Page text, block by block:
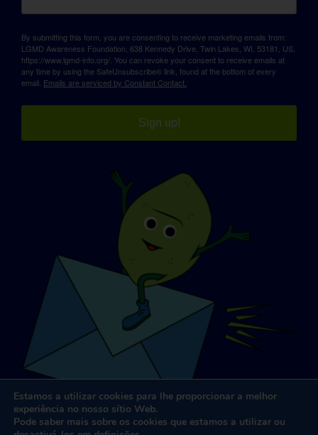
By submitting this form, you are consenting to receive marketing emails from:
LGMD Awareness Foundation, 638 Kennedy Drive, Twin Lakes, WI, 53181, US,
https://www.lgmd-info.org/. You can revoke your consent to receive emails at
any time by using the SafeUnsubscribe® link, found at the bottom of every
email. Emails are serviced by Constant Contact.
Sign up!
Estamos a utilizar cookies para lhe proporcionar a melhor
experiência no nosso sítio Web.
Pode saber mais sobre os cookies que estamos a utilizar ou